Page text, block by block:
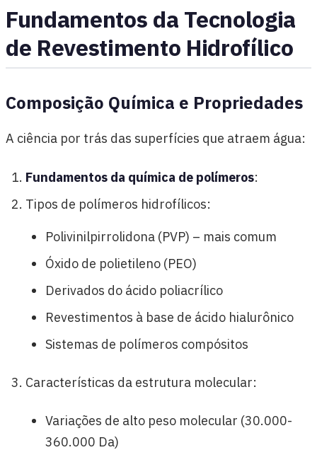
Fundamentos da Tecnologia
de Revestimento Hidrofílico
Composição Química e Propriedades
A ciência por trás das superfícies que atraem água:
Fundamentos da química de polímeros:
Tipos de polímeros hidrofílicos:
Polivinilpirrolidona (PVP) – mais comum
Óxido de polietileno (PEO)
Derivados do ácido poliacrílico
Revestimentos à base de ácido hialurônico
Sistemas de polímeros compósitos
Características da estrutura molecular:
Variações de alto peso molecular (30.000-
360.000 Da)